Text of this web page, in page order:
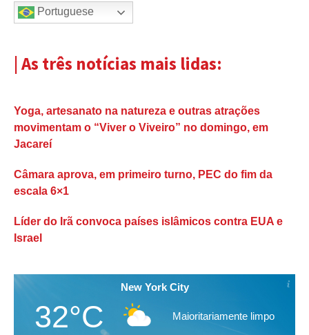
Portuguese
| As três notícias mais lidas:
Yoga, artesanato na natureza e outras atrações
movimentam o “Viver o Viveiro” no domingo, em
Jacareí
Câmara aprova, em primeiro turno, PEC do fim da
escala 6×1
Líder do Irã convoca países islâmicos contra EUA e
Israel
New York City
32°C Maioritariamente limpo